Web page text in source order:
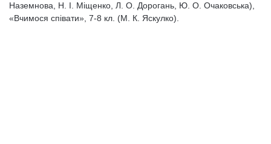
Наземнова, Н. І. Міщенко, Л. О. Дорогань, Ю. О. Очаковська),
«Вчимося співати», 7-8 кл. (М. К. Яскулко).